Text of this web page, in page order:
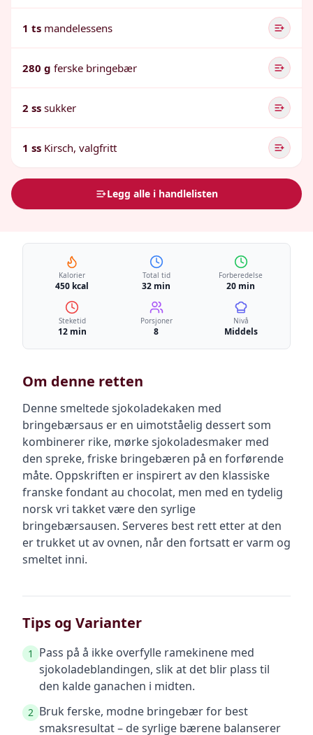
1 ts mandelessens
280 g ferske bringebær
2 ss sukker
1 ss Kirsch, valgfritt
Legg alle i handlelisten
Kalorier
450 kcal
Total tid
32 min
Forberedelse
20 min
Steketid
12 min
Porsjoner
8
Nivå
Middels
Om denne retten
Denne smeltede sjokoladekaken med
bringebærsaus er en uimotståelig dessert som
kombinerer rike, mørke sjokoladesmaker med
den spreke, friske bringebæren på en forførende
måte. Oppskriften er inspirert av den klassiske
franske fondant au chocolat, men med en tydelig
norsk vri takket være den syrlige
bringebærsausen. Serveres best rett etter at den
er trukket ut av ovnen, når den fortsatt er varm og
smeltet inni.
Tips og Varianter
1
Pass på å ikke overfylle ramekinene med
sjokoladeblandingen, slik at det blir plass til
den kalde ganachen i midten.
2 Bruk ferske, modne bringebær for best
smaksresultat – de syrlige bærene balanserer